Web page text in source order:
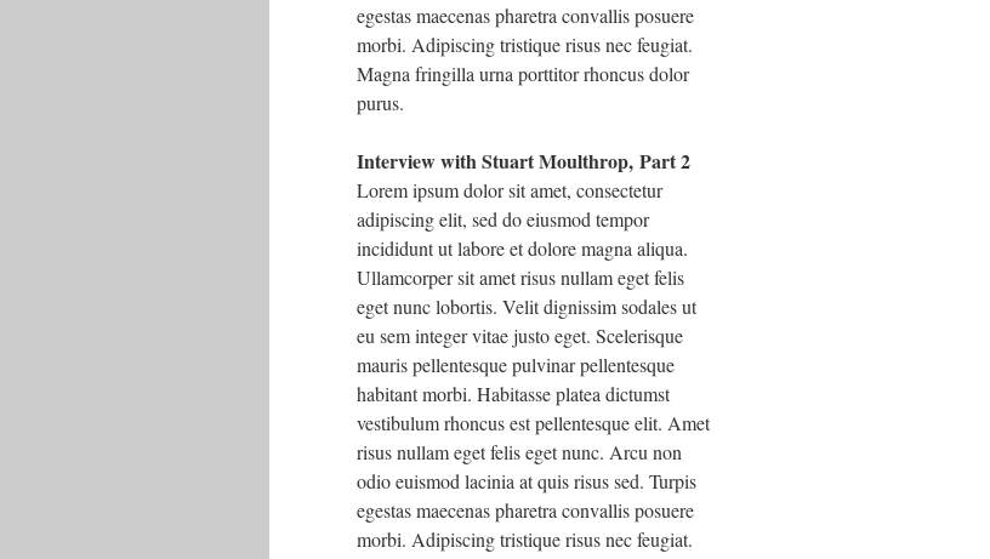
egestas maecenas pharetra convallis posuere
morbi. Adipiscing tristique risus nec feugiat.
Magna fringilla urna porttitor rhoncus dolor
purus.
Interview with Stuart Moulthrop, Part 2
Lorem ipsum dolor sit amet, consectetur
adipiscing elit, sed do eiusmod tempor
incididunt ut labore et dolore magna aliqua.
Ullamcorper sit amet risus nullam eget felis
eget nunc lobortis. Velit dignissim sodales ut
eu sem integer vitae justo eget. Scelerisque
mauris pellentesque pulvinar pellentesque
habitant morbi. Habitasse platea dictumst
vestibulum rhoncus est pellentesque elit. Amet
risus nullam eget felis eget nunc. Arcu non
odio euismod lacinia at quis risus sed. Turpis
egestas maecenas pharetra convallis posuere
morbi. Adipiscing tristique risus nec feugiat.